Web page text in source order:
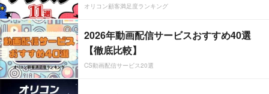
オリコン顧客満足度ランキング
2026年動画配信サービスおすすめ40選
【徹底比較】
CS動画配信サービス20選